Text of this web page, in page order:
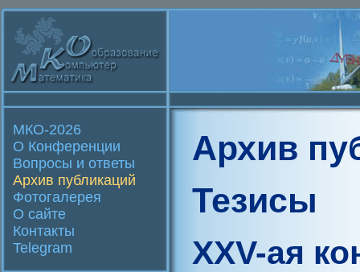
МКО-2026
О Конференции
Вопросы и ответы
Архив публикаций
Фотогалерея
О сайте
Контакты
Telegram
Архив
Тезисы
XXV-ая